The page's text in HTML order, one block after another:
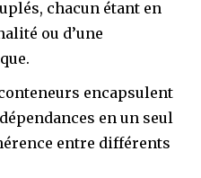
chacun étant en
ou d’une
encapsulent
en un seul
entre différents